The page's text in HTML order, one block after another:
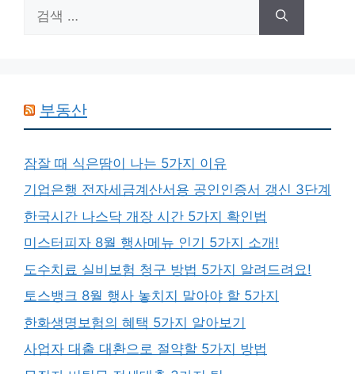
색:
부동산
잠잘 때 식은땀이 나는 5가지 이유
기업은행 전자세금계산서용 공인인증서 갱신 3단계
한국시간 나스닥 개장 시간 5가지 확인법
미스터피자 8월 행사메뉴 인기 5가지 소개!
도수치료 실비보험 청구 방법 5가지 알려드려요!
토스뱅크 8월 행사 놓치지 말아야 할 5가지
한화생명보험의 혜택 5가지 알아보기
사업자 대출 대환으로 절약할 5가지 방법